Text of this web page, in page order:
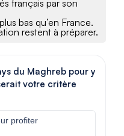
français par son
bas qu’en France.
restent à préparer.
du Maghreb pour y
votre critère
profiter